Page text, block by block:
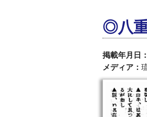
◎八
掲載年月日：
メディア：